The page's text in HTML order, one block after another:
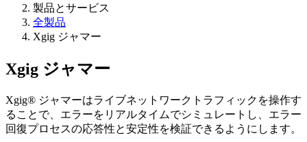
製品とサービス
全製品
Xgig ジャマー
Xgig ジャマー
Xgig® ジャマーはライブネットワークトラフィックを操作す
ることで、エラーをリアルタイムでシミュレートし、エラー
回復プロセスの応答性と安定性を検証できるようにします。